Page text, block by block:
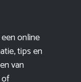
online
tips en
van